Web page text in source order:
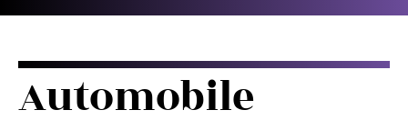
Automobile